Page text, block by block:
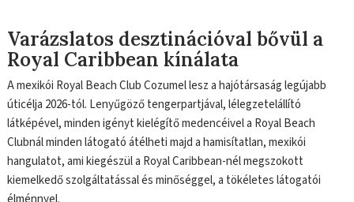
Varázslatos desztinációval bővül a
Royal Caribbean kínálata
A mexikói Royal Beach Club Cozumel lesz a hajótársaság legújabb
úticélja 2026-tól. Lenyűgöző tengerpartjával, lélegzetelállító
látképével, minden igényt kielégítő medencéivel a Royal Beach
Clubnál minden látogató átélheti majd a hamisítatlan, mexikói
hangulatot, ami kiegészül a Royal Caribbean-nél megszokott
kiemelkedő szolgáltatással és minőséggel, a tökéletes látogatói